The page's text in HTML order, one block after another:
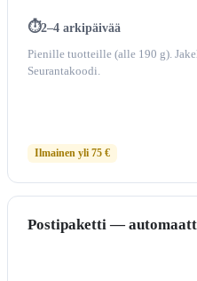
2–4 arkipäivää
Pienille tuotteille (alle 190 g).
Seurantakoodi.
Ilmainen yli 75 €
Postipaketti —